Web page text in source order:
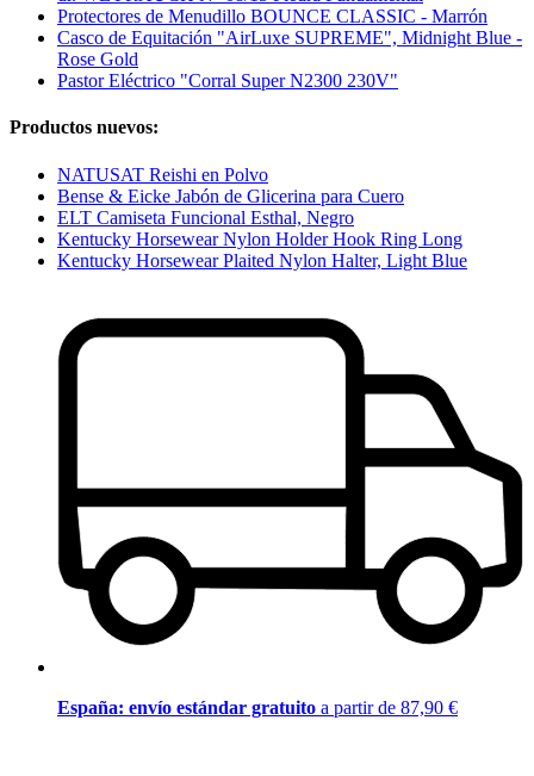
Protectores de Menudillo BOUNCE CLASSIC - Marrón
Casco de Equitación "AirLuxe SUPREME", Midnight Blue -
Rose Gold
Pastor Eléctrico "Corral Super N2300 230V"
Productos nuevos:
NATUSAT Reishi en Polvo
Bense & Eicke Jabón de Glicerina para Cuero
ELT Camiseta Funcional Esthal, Negro
Kentucky Horsewear Nylon Holder Hook Ring Long
Kentucky Horsewear Plaited Nylon Halter, Light Blue
España: envío estándar gratuito a partir de 87,90 €